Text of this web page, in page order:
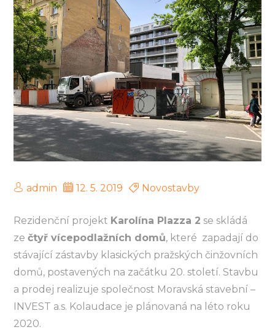
admin 12. 5. 2019 Novostavby
Rezidenční projekt Karolína Plazza 2 se skládá
zečtyř vícepodlažních domů, které zapadají do
stávající zástavby klasických pražských činžovních
domů, postavených na začátku 20. století. Stavbu
a prodej realizuje společnost Moravská stavební –
INVEST a.s. Kolaudace je plánovaná na léto roku
2020.